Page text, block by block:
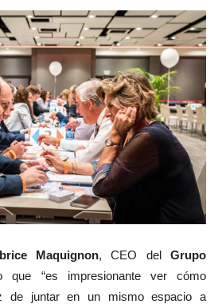
Maquignon, CEO delGrupo
que “es impresionante ver cómo
de juntar en un mismo espacio a